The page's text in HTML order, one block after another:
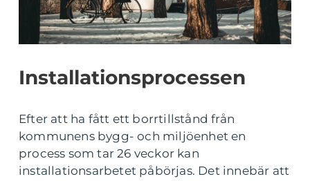
Installationsprocessen
Efter att ha fått ett borrtillstånd från
kommunens bygg- och miljöenhet en
process som tar 26 veckor kan
installationsarbetet påbörjas. Det innebär att